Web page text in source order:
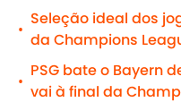
•
Seleção ideal dos
da Champions
•
PSG bate o Bayern
vai à final da